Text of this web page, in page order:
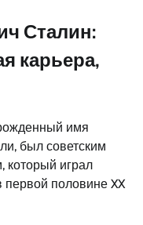
Сталин:
карьера,
имя
был советским
который играл
половине XX